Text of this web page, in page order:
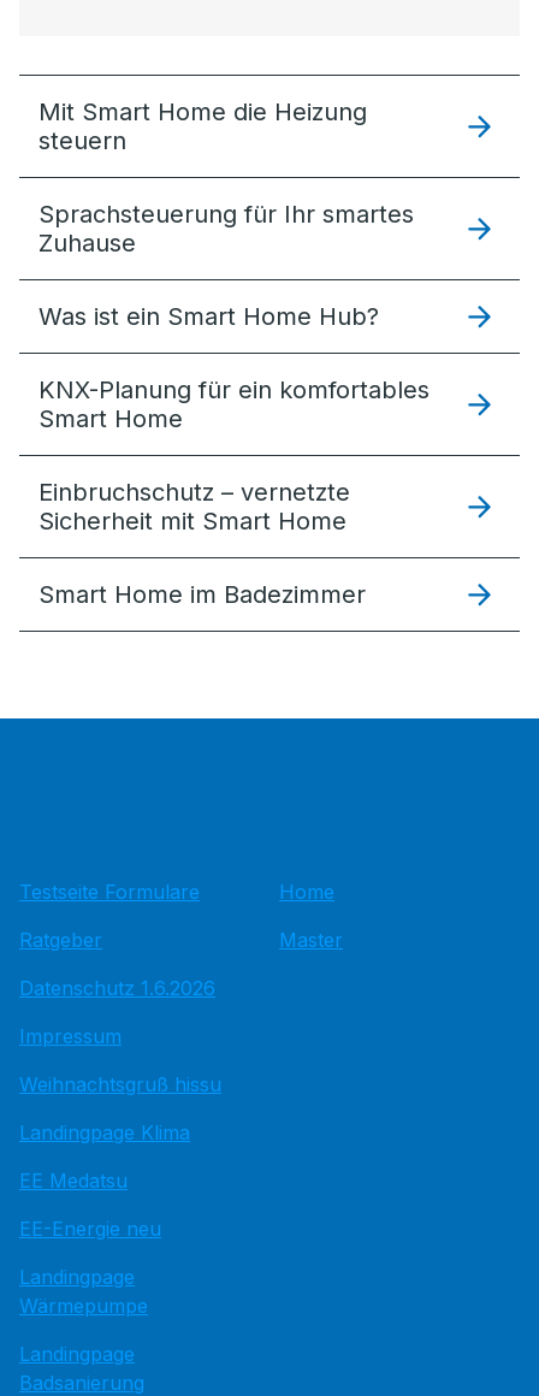
Mit Smart Home die Heizung
steuern
Sprachsteuerung für Ihr smartes
Zuhause
Was ist ein Smart Home Hub?
KNX-Planung für ein komfortables
Smart Home
Einbruchschutz – vernetzte
Sicherheit mit Smart Home
Smart Home im Badezimmer
Testseite Formulare
Ratgeber
Datenschutz 1.6.2026
Impressum
Weihnachtsgruß hissu
Landingpage Klima
EE Medatsu
EE-Energie neu
Landingpage
Wärmepumpe
Landingpage
Badsanierung
Home
Master